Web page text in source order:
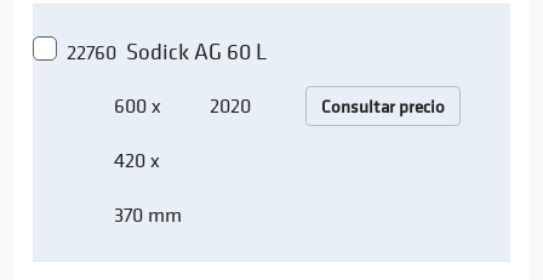
22760 Sodick AG 60 L
600 x
420 x
370 mm
2020 Consultar precio